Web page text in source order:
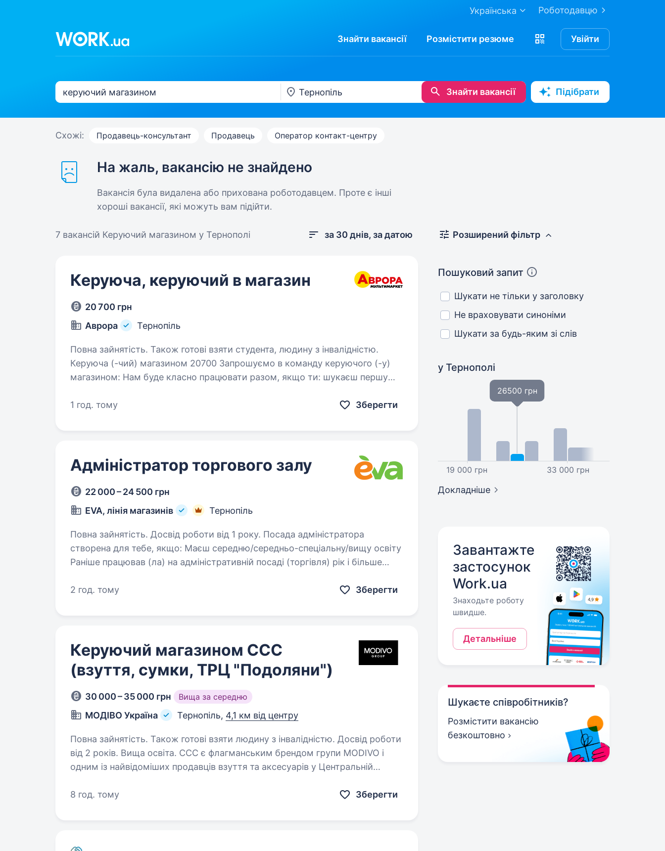
Роботодавцю
Українська
Знайти вакансії Розмістити резюме Увійти
Знайти вакансії Підібрати
Схожі: Продавець-консультант Продавець Оператор контакт-центру
На жаль, вакансію не знайдено
Вакансія була видалена або прихована роботодавцем. Проте є інші
хороші вакансії, які можуть вам підійти.
7 вакансій Керуючий магазином у Тернополі за 30 днів, за датою
Керуюча, керуючий в магазин
20 700 грн
Аврора
Тернопіль
Повна зайнятість. Також готові взяти студента, людину з інвалідністю.
Керуюча (-чий) магазином 20700 Запрошуємо в команду керуючого (-у)
магазином: Нам буде класно працювати разом, якщо ти: шукаєш першу
багаторічний…
1 год. тому Зберегти
Адміністратор торгового залу
22 000 – 24 500 грн
EVA, лінія магазинів
Тернопіль
Повна зайнятість. Досвід роботи від 1 року. Посада адміністратора
створена для тебе, якщо: Маєш середню/середньо-спеціальну/вищу освіту
Раніше працював (ла) на адміністративній посаді (торгівля) рік і більше
2 год. тому
Зберегти
Керуючий магазином ССС
(взуття, сумки, ТРЦ "Подоляни")
30 000 – 35 000 грн Вища за середню
МОДІВО Україна Тернопіль, 4,1 км від центру
Повна зайнятість. Також готові взяти людину з інвалідністю. Досвід роботи
від 2 років. Вища освіта. CCC є флагманським брендом групи MODIVO і
одним із найвідоміших продавців взуття та аксесуарів у Центральній
сучасних магазинів, які є привабливими…
8 год. тому Зберегти
Розширений фільтр
Пошуковий запит
Шукати не тільки у заголовку
Не враховувати синоніми
Шукати за будь-яким зі слів
у Тернополі
19 000 грн
26500 грн
33 000 грн
Докладніше
Завантажте
застосунок
Work.ua
Знаходьте роботу
швидше.
Детальніше
Шукаєте співробітників?
Розмістити вакансію
безкоштовно